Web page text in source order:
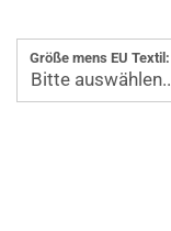
Größe mens EU Textil: